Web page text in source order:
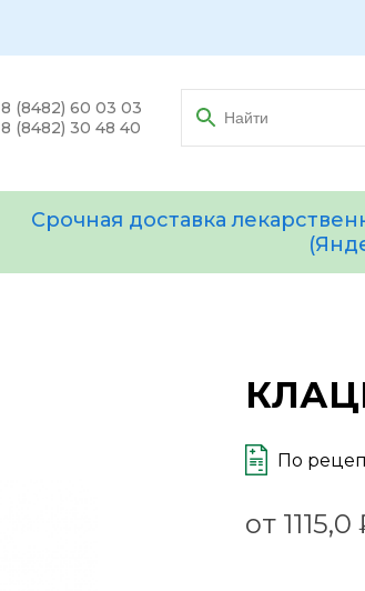
8 (8482) 60 03 03
8 (8482) 30 48 40
Срочная доставка
По
от 1115,0